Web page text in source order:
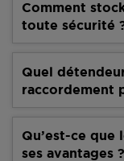
Comment
toute sécurité
Quel
raccordement
Qu’est-ce que
ses avantages ?